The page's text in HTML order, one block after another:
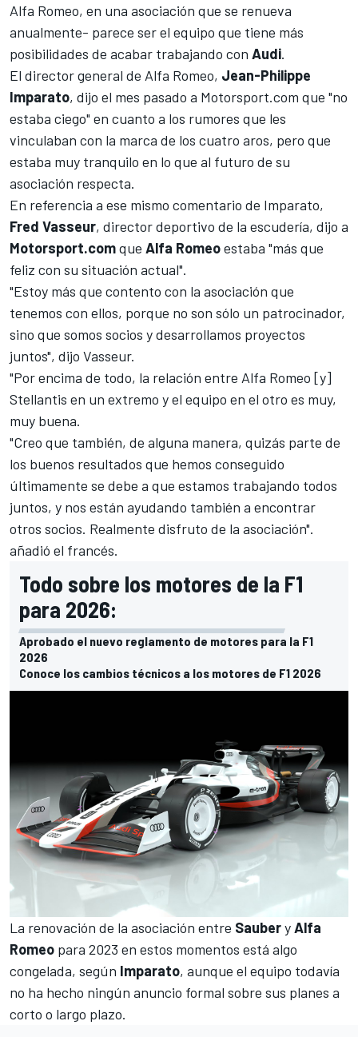
Alfa Romeo, en una asociación que se renueva
anualmente- parece ser el equipo que tiene más
posibilidades de acabar trabajando con Audi.
El director general de Alfa Romeo, Jean-Philippe
Imparato, dijo el mes pasado a Motorsport.com que "no
estaba ciego" en cuanto a los rumores que les
vinculaban con la marca de los cuatro aros, pero que
estaba muy tranquilo en lo que al futuro de su
asociación respecta.
En referencia a ese mismo comentario de Imparato,
Fred Vasseur, director deportivo de la escudería, dijo a
Motorsport.comque Alfa Romeoestaba "más que
feliz con su situación actual".
"Estoy más que contento con la asociación que
tenemos con ellos, porque no son sólo un patrocinador,
sino que somos socios y desarrollamos proyectos
juntos", dijo Vasseur.
"Por encima de todo, la relación entre Alfa Romeo [y]
Stellantis en un extremo y el equipo en el otro es muy,
muy buena.
"Creo que también, de alguna manera, quizás parte de
los buenos resultados que hemos conseguido
últimamente se debe a que estamos trabajando todos
juntos, y nos están ayudando también a encontrar
otros socios. Realmente disfruto de la asociación".
añadió el francés.
Todo sobre los motores de la F1
para 2026:
Aprobado el nuevo reglamento de motores para la F1
2026
Conoce los cambios técnicos a los motores de F1 2026
La renovación de la asociación entre SauberyAlfa
Romeo para 2023 en estos momentos está algo
congelada, según Imparato, aunque el equipo todavía
no ha hecho ningún anuncio formal sobre sus planes a
corto o largo plazo.